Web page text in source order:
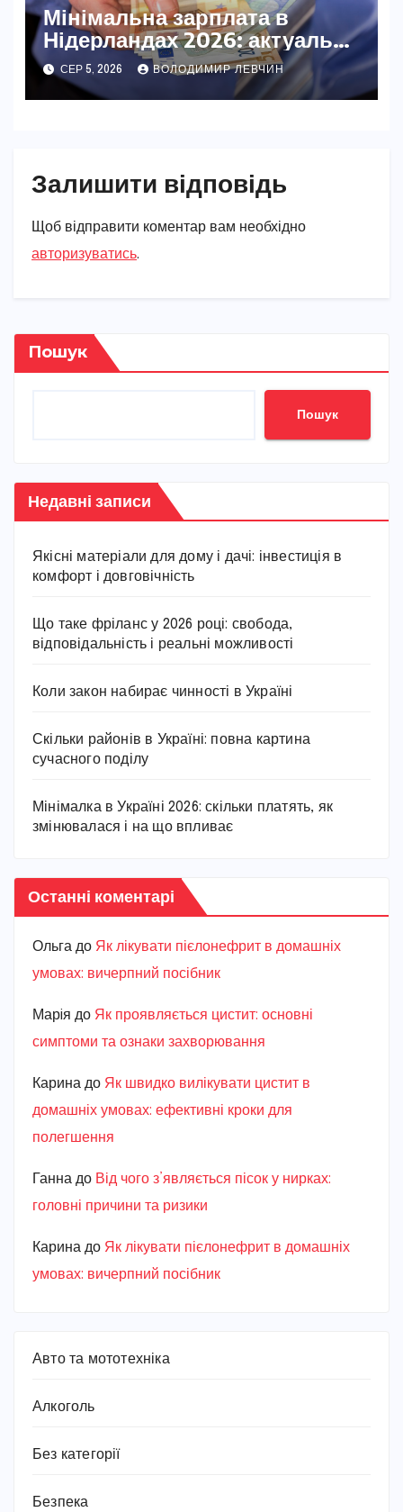
Мінімальна зарплата в
Нідерландах 2026: актуальні
ставки та повний розбір
СЕР 5, 2026 ВОЛОДИМИР ЛЕВЧИН
Залишити відповідь
Щоб відправити коментар вам необхідно
авторизуватись.
Пошук
Пошук
Недавні записи
Якісні матеріали для дому і дачі: інвестиція в
комфорт і довговічність
Що таке фріланс у 2026 році: свобода,
відповідальність і реальні можливості
Коли закон набирає чинності в Україні
Скільки районів в Україні: повна картина
сучасного поділу
Мінімалка в Україні 2026: скільки платять, як
змінювалася і на що впливає
Останні коментарі
Ольга до Як лікувати пієлонефрит в домашніх
умовах: вичерпний посібник
Марiя до Як проявляється цистит: основні
симптоми та ознаки захворювання
Карина до Як швидко вилікувати цистит в
домашніх умовах: ефективні кроки для
полегшення
Ганна до Від чого з’являється пісок у нирках:
головні причини та ризики
Карина до Як лікувати пієлонефрит в домашніх
умовах: вичерпний посібник
Авто та мототехніка
Алкоголь
Без категорії
Безпека